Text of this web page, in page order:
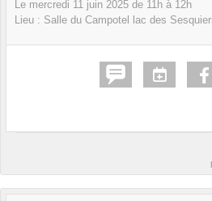
Le mercredi 11 juin 2025 de 11h à 12h
Lieu : Salle du Campotel lac des